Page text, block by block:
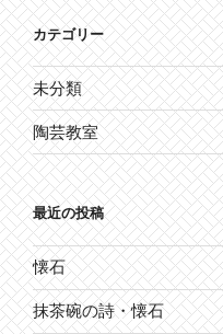
カテゴリー
未分類
陶芸教室
最近の投稿
懐石
抹茶碗の詩・懐石